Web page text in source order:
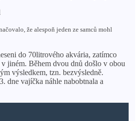
že alespoň jeden ze samců mohl
do 70litrového akvária, zatímco
v jiném. Během dvou dnů došlo v obou
výsledkem, tzn. bezvýsledně.
dne vajíčka náhle nabobtnala a